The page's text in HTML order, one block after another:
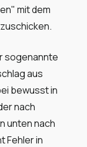
mit dem
sogenannte
aus
bewusst in
nach
unten nach
Fehler in